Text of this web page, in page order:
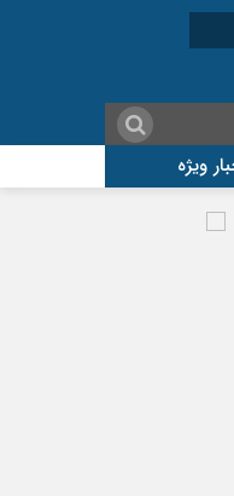
ویژه
و اقتصادی، شتاب‌دهنده توسعه